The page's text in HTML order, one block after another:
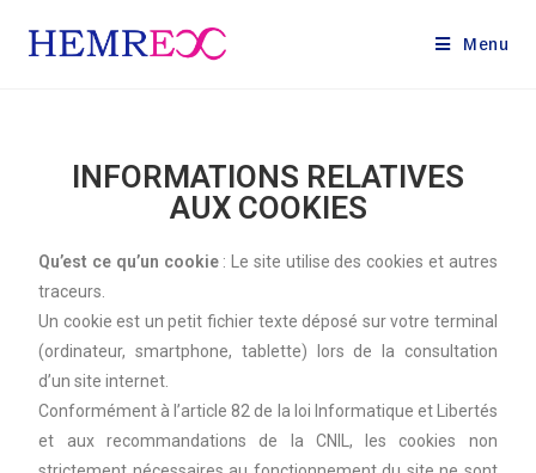
Menu
INFORMATIONS RELATIVES
AUX COOKIES
Qu’est ce qu’un cookie: Le site utilise des cookies et autres
traceurs.
Un cookie est un petit fichier texte déposé sur votre terminal
(ordinateur, smartphone, tablette) lors de la consultation
d’un site internet.
Conformément à l’article 82 de la loi Informatique et Libertés
et aux recommandations de la CNIL, les cookies non